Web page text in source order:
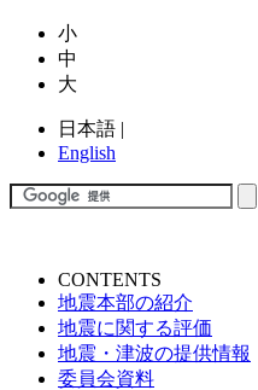
小
中
大
日本語 |
English
CONTENTS
地震本部の紹介
地震に関する評価
地震・津波の提供情報
委員会資料